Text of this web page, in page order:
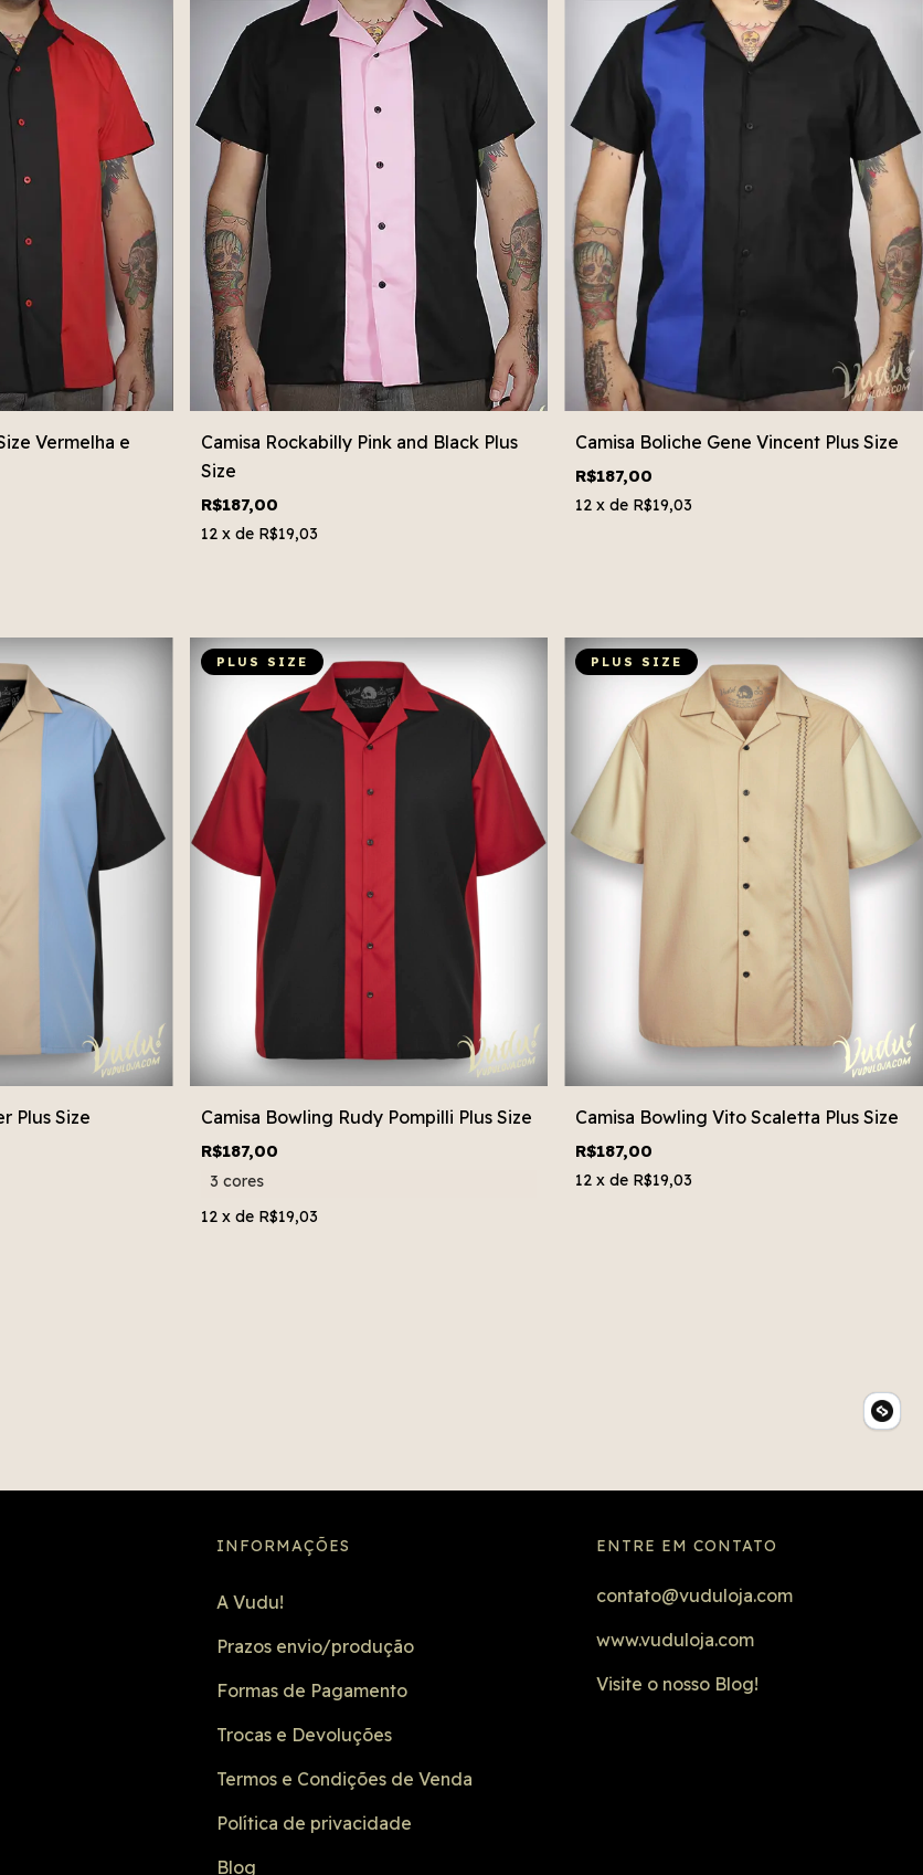
Vermelha e
Camisa Rockabilly Pink and Black Plus
Size
R$187,00
12 x de R$19,03
Camisa Boliche Gene Vincent Plus Size
R$187,00
12 x de R$19,03
Plus Size
PLUS SIZE
Camisa Bowling Rudy Pompilli Plus Size
R$187,00
3 cores
12 x de R$19,03
PLUS SIZE
Camisa Bowling Vito Scaletta Plus Size
R$187,00
12 x de R$19,03
INFORMAÇÕES
A Vudu!
Prazos envio/produção
Formas de Pagamento
Trocas e Devoluções
Termos e Condições de Venda
Política de privacidade
Blog
ENTRE EM CONTATO
contato@vuduloja.com
www.vuduloja.com
Visite o nosso Blog!